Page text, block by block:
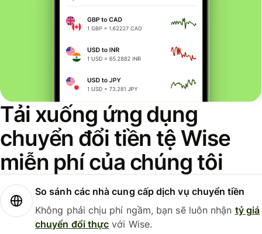
Tải xuống ứng dụng
chuyển đổi tiền tệ Wise
miễn phí của chúng tôi
So sánh các nhà cung cấp dịch vụ chuyển tiền
Không phải chịu phí ngầm, bạn sẽ luôn nhận tỷ giá
chuyển đổi thực với Wise.